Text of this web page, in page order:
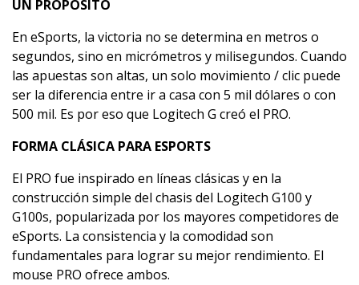
UN PROPÓSITO
En eSports, la victoria no se determina en metros o
segundos, sino en micrómetros y milisegundos. Cuando
las apuestas son altas, un solo movimiento / clic puede
ser la diferencia entre ir a casa con 5 mil dólares o con
500 mil. Es por eso que Logitech G creó el PRO.
FORMA CLÁSICA PARA ESPORTS
El PRO fue inspirado en líneas clásicas y en la
construcción simple del chasis del Logitech G100 y
G100s, popularizada por los mayores competidores de
eSports. La consistencia y la comodidad son
fundamentales para lograr su mejor rendimiento. El
mouse PRO ofrece ambos.